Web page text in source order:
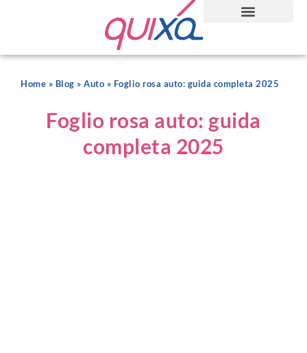
Home » Blog » Auto » Foglio rosa auto: guida completa 2025
Foglio rosa auto: guida
completa 2025